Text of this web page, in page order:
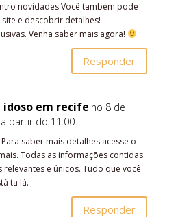
novidades Você também pode
e descobrir detalhes!
Venha saber mais agora!
Responder
idoso em recife no 8 de
partir do 11:00
saber mais detalhes acesse o
Todas as informações contidas
e únicos. Tudo que você
ta lá.
Responder